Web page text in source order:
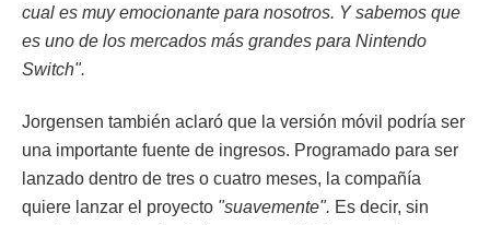
cual es muy emocionante para nosotros. Y sabemos que
es uno de los mercados más grandes para Nintendo
Switch".
Jorgensen también aclaró que la versión móvil podría ser
una importante fuente de ingresos. Programado para ser
lanzado dentro de tres o cuatro meses, la compañía
quiere lanzar el proyecto "suavemente". Es decir, sin